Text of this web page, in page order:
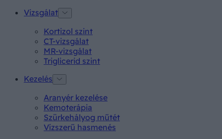
Vizsgálat
Kortizol szint
CT-vizsgálat
MR-vizsgálat
Triglicerid szint
Kezelés
Aranyér kezelése
Kemoterápia
Szürkehályog műtét
Vízszerű hasmenés